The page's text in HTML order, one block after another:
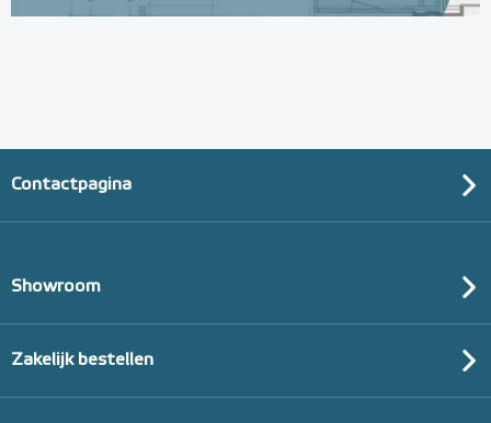
Contactpagina
Showroom
Zakelijk bestellen